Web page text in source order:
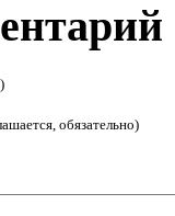
обязательно)